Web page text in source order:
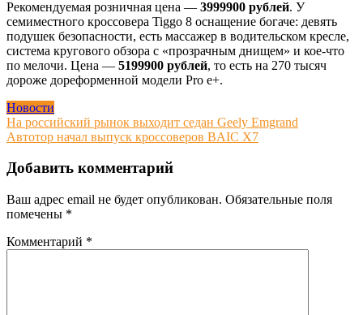
Рекомендуемая розничная цена — 3999900 рублей. У
семиместного кроссовера Tiggo 8 оснащение богаче: девять
подушек безопасности, есть массажер в водительском кресле,
система кругового обзора с «прозрачным днищем» и кое-что
по мелочи. Цена — 5199900 рублей, то есть на 270 тысяч
дороже дореформенной модели Pro e+.
Новости
Навигация
по
записям
На российский рынок выходит седан Geely Emgrand
Автотор начал выпуск кроссоверов BAIC X7
Добавить комментарий
Ваш адрес email не будет опубликован. Обязательные поля
помечены *
Комментарий *